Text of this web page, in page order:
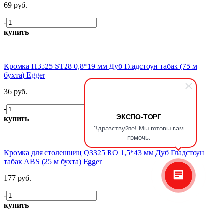
ЭКСПО-ТОРГ
Здравствуйте! Мы готовы вам
помочь.
69 руб.
-
+
купить
Кромка H3325 ST28 0,8*19 мм Дуб Гладстоун табак (75 м
бухта) Egger
36 руб.
-
купить
Кромка для столешниц Q3325 RO 1,5*43 мм Дуб Гладстоун
табак ABS (25 м бухта) Egger
177 руб.
-
+
купить